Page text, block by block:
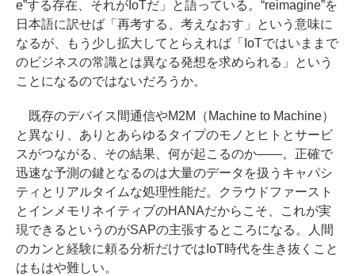
e”する存在、それがIoTだ」と語っている。“reimagine”を
日本語に訳せば「再考する、考えなおす」という意味に
なるが、もう少し拡大してとらえれば「IoTではいままで
のビジネスの常識とは異なる発想を求められる」という
ことになるのではないだろうか。
既存のデバイス間通信やM2M（Machine to Machine）
と異なり、ありとあらゆるタイプのモノとヒトとサービ
スがつながる、その結果、何が起こるのか――。正確で
迅速な予測の鍵となるのは大量のデータを扱うキャパシ
ティとリアルタイムな処理性能だ。クラウドファースト
とインメモリネイティブのHANAだからこそ、これが実
現できるというのがSAPの主張するところになる。人間
のカンと経験に頼る分析だけではIoT時代を生き抜くこと
はもはや難しい。